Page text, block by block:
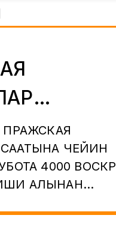
ПРАЖСКАЯ
ЧЕЙИН
4000 ВОСКР
АЛЫНАН